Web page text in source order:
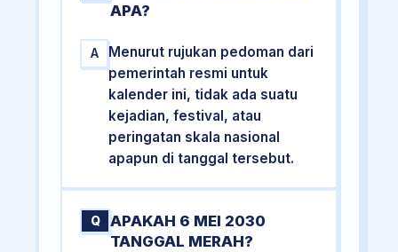
APA?
A
Menurut rujukan pedoman dari
pemerintah resmi untuk
kalender ini, tidak ada suatu
kejadian, festival, atau
peringatan skala nasional
apapun di tanggal tersebut.
Q
APAKAH 6 MEI 2030
TANGGAL MERAH?